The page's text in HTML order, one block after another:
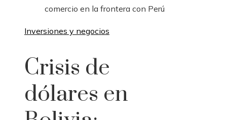
comercio en la frontera con Perú
Inversiones y negocios
Crisis de
dólares en